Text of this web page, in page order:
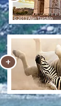
+